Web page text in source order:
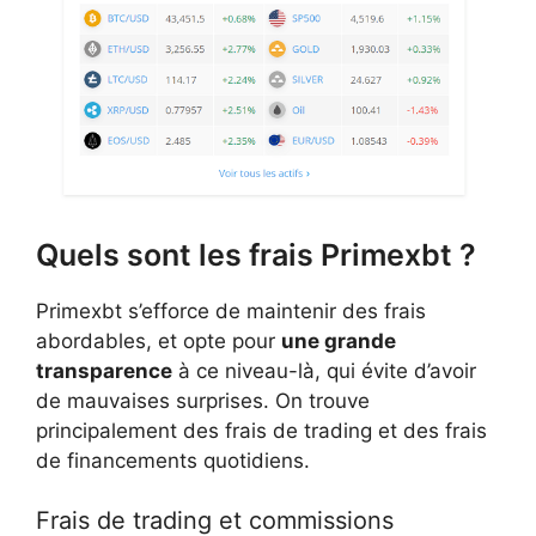
Quels sont les frais Primexbt ?
Primexbt s’efforce de maintenir des frais
abordables, et opte pour une grande
transparence à ce niveau-là, qui évite d’avoir
de mauvaises surprises. On trouve
principalement des frais de trading et des frais
de financements quotidiens.
Frais de trading et commissions